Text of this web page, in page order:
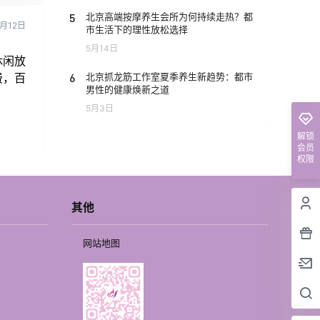
12日
闲放
百
5
北京高端按摩养生会所为何持续走热？都
市生活下的理性放松选择
5月14日
6
北京抓龙筋工作室夏季养生新趋势：都市
男性的健康焕新之道
5月3日
解锁
会员
权限
其他
网站地图